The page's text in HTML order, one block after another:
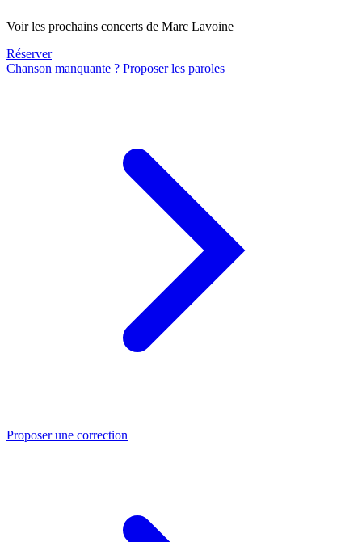
Voir les prochains concerts de Marc Lavoine
Réserver
Chanson manquante ? Proposer les paroles
Proposer une correction